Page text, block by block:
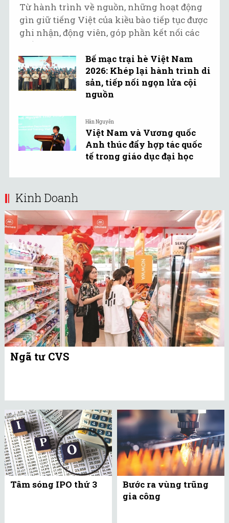
Từ hành trình về nguồn, những hoạt động
gìn giữ tiếng Việt của kiều bào tiếp tục được
ghi nhận, động viên, góp phần kết nối các
thế hệ với quê hương.
Bế mạc trại hè Việt Nam
2026: Khép lại hành trình di
sản, tiếp nối ngọn lửa cội
nguồn
Hân Nguyễn
Việt Nam và Vương quốc
Anh thúc đẩy hợp tác quốc
tế trong giáo dục đại học
Kinh Doanh
Ngã tư CVS
Tâm sóng IPO thứ 3
Bước ra vùng trũng
gia công